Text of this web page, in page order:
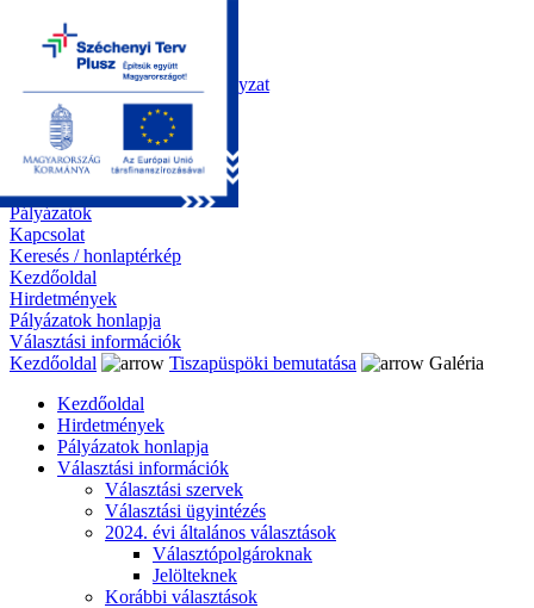
Kezdőoldal
Önkormányzat
Polgármesteri Hivatal
Roma Nemzetiségi Önkormányzat
Elektronikus ügyintézés
Közérdekű információk
Tiszapüspöki bemutatása
Galéria
Díjazottaink
Pályázatok
Kapcsolat
Keresés / honlaptérkép
Kezdőoldal
Hirdetmények
Pályázatok honlapja
Választási információk
Kezdőoldal
Tiszapüspöki bemutatása
Galéria
Kezdőoldal
Hirdetmények
Pályázatok honlapja
Választási információk
Választási szervek
Választási ügyintézés
2024. évi általános választások
Választópolgároknak
Jelölteknek
Korábbi választások